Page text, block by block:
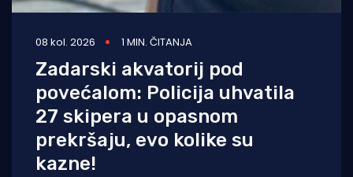
08 kol. 2026 1 MIN. ČITANJA
Zadarski akvatorij pod
povećalom: Policija uhvatila
27 skipera u opasnom
prekršaju, evo kolike su
kazne!